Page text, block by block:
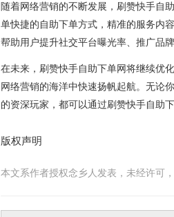
随着网络营销的不断发展，刷赞快手自
单快捷的自助下单方式，精准的服务内
帮助用户提升社交平台曝光率、推广品
在未来，刷赞快手自助下单网将继续优
网络营销的海洋中快速扬帆起航。无论
的资深玩家，都可以通过刷赞快手自助
版权声明
本文系作者授权念乡人发表，未经许可